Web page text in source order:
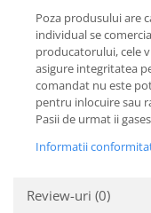
Poza produsului are
individual se
producatorului, cele
asigure integritatea
comandat nu este
pentru inlocuire sau
Pasii de urmat ii
Informatii
Review-uri (0)